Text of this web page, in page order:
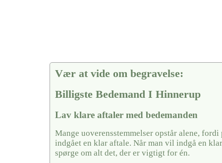
Vær at vide om begravelse:
Billigste Bedemand I Hinnerup
Lav klare aftaler med bedemanden
Mange uoverensstemmelser opstår alene,
indgået en klar aftale. Når man vil indgå en
spørge om alt det, der er vigtigt for én.